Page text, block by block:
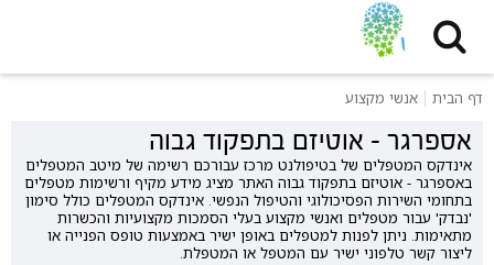
דף הבית אנשי מקצוע
אספרגר - אוטיזם בתפקוד גבוה
אינדקס המטפלים של בטיפולנט מרכז עבורכם רשימה של מיטב המטפלים
באספרגר - אוטיזם בתפקוד גבוה האתר מציג מידע מקיף ורשימות מטפלים
בתחומי השירות הפסיכולוגי והטיפול הנפשי. אינדקס המטפלים כולל סימון
'נבדק' עבור מטפלים ואנשי מקצוע בעלי הסמכות מקצועיות והכשרות
מתאימות. ניתן לפנות למטפלים באופן ישיר באמצעות טופס הפנייה או
ליצור קשר טלפוני ישיר עם המטפל או המטפלת.